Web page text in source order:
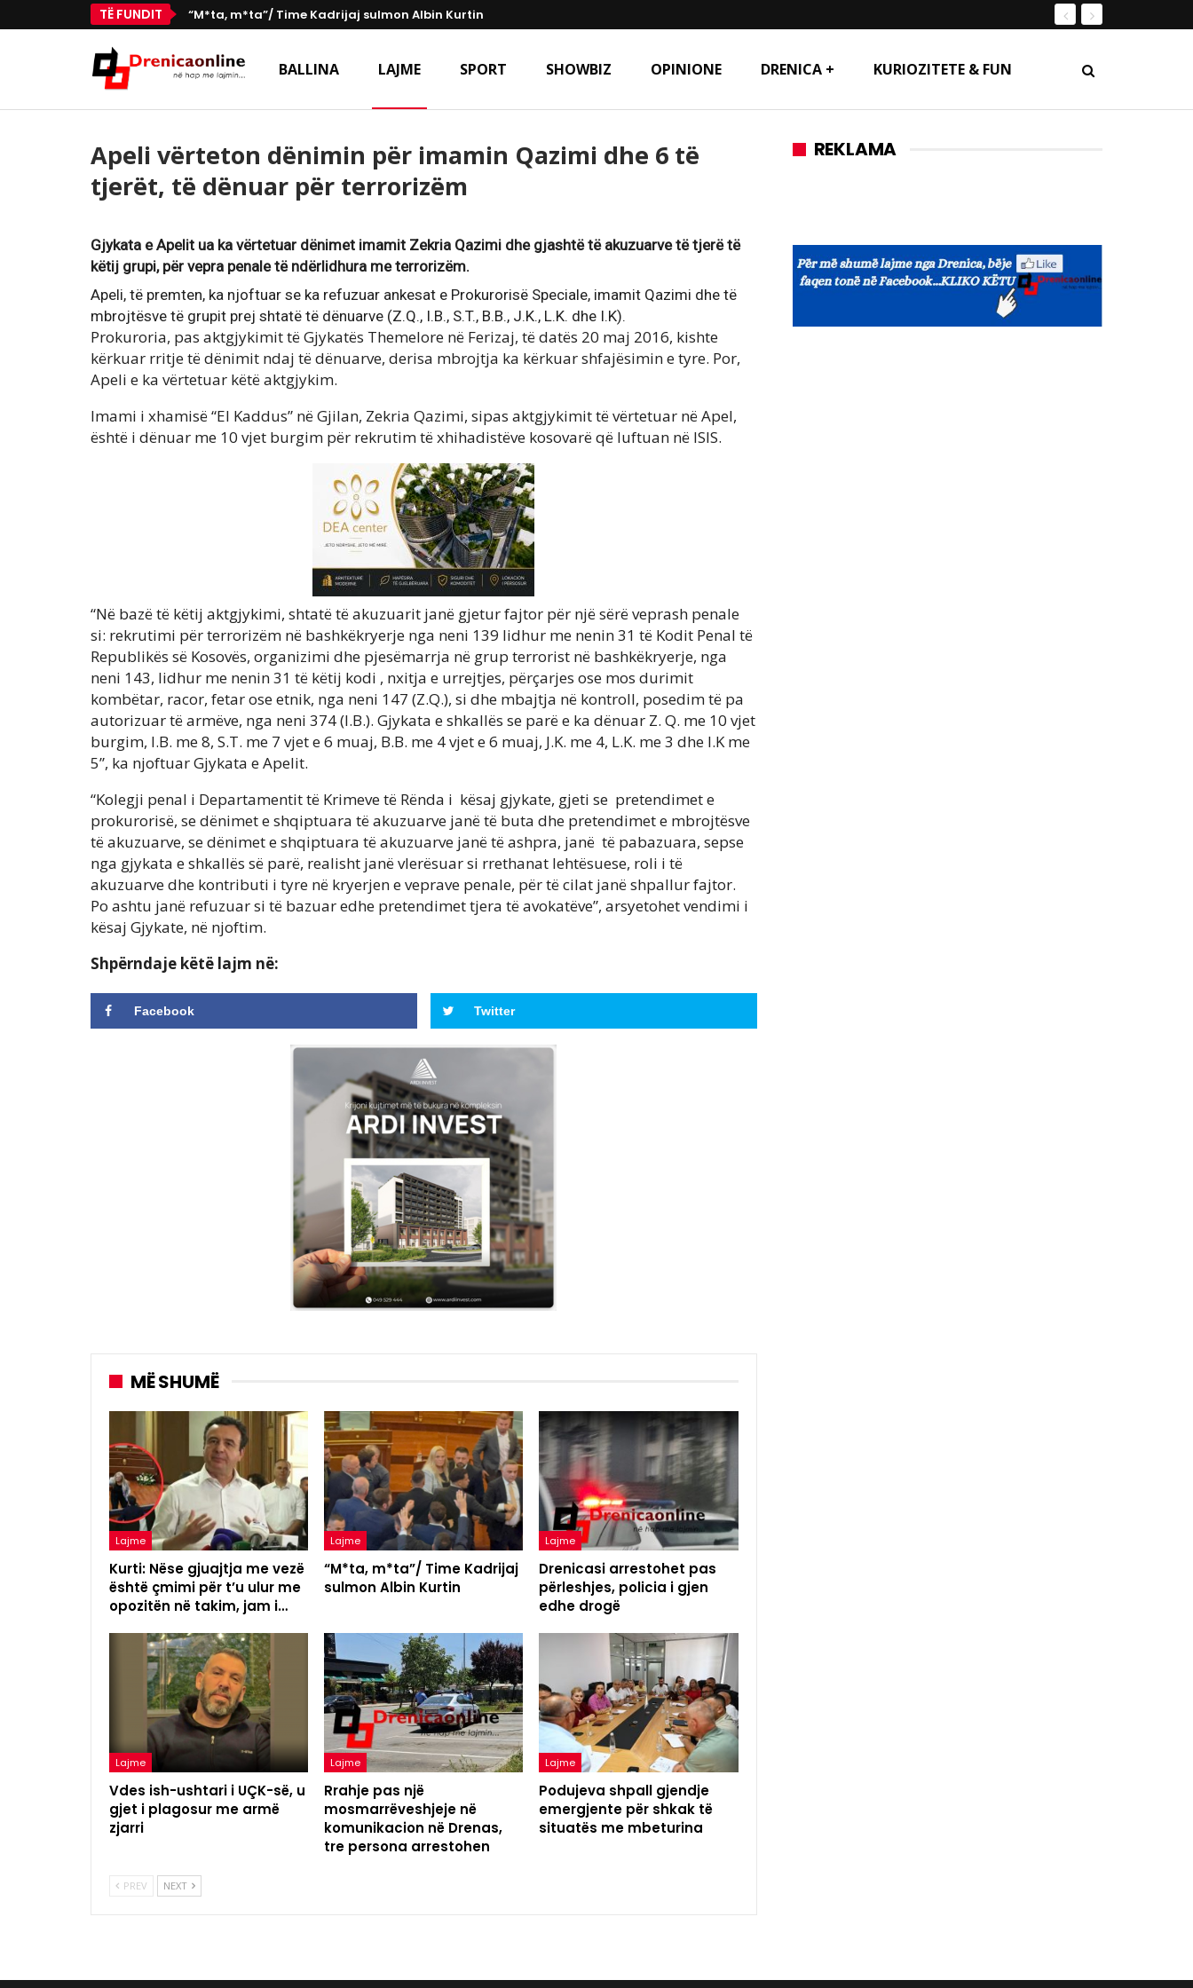
TË FUNDIT “M*ta, m*ta”/ Time Kadrijaj sulmon Albin Kurtin
BALLINA LAJME SPORT SHOWBIZ OPINIONE DRENICA + KURIOZITETE & FUN
Apeli vërteton dënimin për imamin Qazimi dhe 6 të
tjerët, të dënuar për terrorizëm
Gjykata e Apelit ua ka vërtetuar dënimet imamit Zekria Qazimi dhe gjashtë të akuzuarve të tjerë të
këtij grupi, për vepra penale të ndërlidhura me terrorizëm.
Apeli, të premten, ka njoftuar se ka refuzuar ankesat e Prokurorisë Speciale, imamit Qazimi dhe të
mbrojtësve të grupit prej shtatë të dënuarve (Z.Q., I.B., S.T., B.B., J.K., L.K. dhe I.K).
Prokuroria, pas aktgjykimit të Gjykatës Themelore në Ferizaj, të datës 20 maj 2016, kishte
kërkuar rritje të dënimit ndaj të dënuarve, derisa mbrojtja ka kërkuar shfajësimin e tyre. Por,
Apeli e ka vërtetuar këtë aktgjykim.
Imami i xhamisë “El Kaddus” në Gjilan, Zekria Qazimi, sipas aktgjykimit të vërtetuar në Apel,
është i dënuar me 10 vjet burgim për rekrutim të xhihadistëve kosovarë që luftuan në ISIS.
“Në bazë të këtij aktgjykimi, shtatë të akuzuarit janë gjetur fajtor për një sërë veprash penale
si: rekrutimi për terrorizëm në bashkëkryerje nga neni 139 lidhur me nenin 31 të Kodit Penal të
Republikës së Kosovës, organizimi dhe pjesëmarrja në grup terrorist në bashkëkryerje, nga
neni 143, lidhur me nenin 31 të këtij kodi , nxitja e urrejtjes, përçarjes ose mos durimit
kombëtar, racor, fetar ose etnik, nga neni 147 (Z.Q.), si dhe mbajtja në kontroll, posedim të pa
autorizuar të armëve, nga neni 374 (I.B.). Gjykata e shkallës se parë e ka dënuar Z. Q. me 10 vjet
burgim, I.B. me 8, S.T. me 7 vjet e 6 muaj, B.B. me 4 vjet e 6 muaj, J.K. me 4, L.K. me 3 dhe I.K me
5”, ka njoftuar Gjykata e Apelit.
“Kolegji penal i Departamentit të Krimeve të Rënda i kësaj gjykate, gjeti se pretendimet e
prokurorisë, se dënimet e shqiptuara të akuzuarve janë të buta dhe pretendimet e mbrojtësve
të akuzuarve, se dënimet e shqiptuara të akuzuarve janë të ashpra, janë të pabazuara, sepse
nga gjykata e shkallës së parë, realisht janë vlerësuar si rrethanat lehtësuese, roli i të
akuzuarve dhe kontributi i tyre në kryerjen e veprave penale, për të cilat janë shpallur fajtor.
Po ashtu janë refuzuar si të bazuar edhe pretendimet tjera të avokatëve”, arsyetohet vendimi i
kësaj Gjykate, në njoftim.
Shpërndaje këtë lajm në:
Facebook Twitter
MË SHUMË
Lajme
Kurti: Nëse gjuajtja me vezë
është çmimi për t’u ulur me
opozitën në takim, jam i…
Lajme
“M*ta, m*ta”/ Time Kadrijaj
sulmon Albin Kurtin
Lajme
Drenicasi arrestohet pas
përleshjes, policia i gjen
edhe drogë
Lajme
Vdes ish-ushtari i UÇK-së, u
gjet i plagosur me armë
zjarri
Lajme
Rrahje pas një
mosmarrëveshjeje në
komunikacion në Drenas,
tre persona arrestohen
Lajme
Podujeva shpall gjendje
emergjente për shkak të
situatës me mbeturina
PREV NEXT
REKLAMA